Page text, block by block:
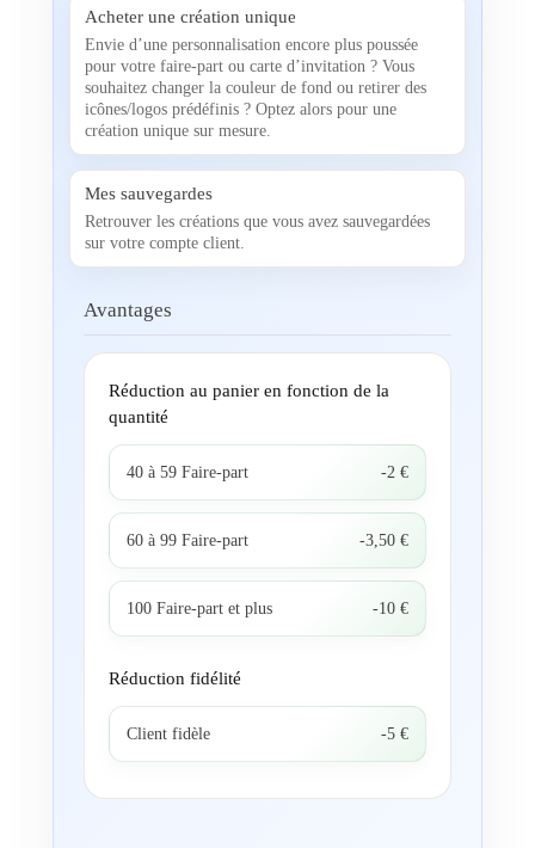
Acheter une création unique
Envie d’une personnalisation encore plus poussée
pour votre faire-part ou carte d’invitation ? Vous
souhaitez changer la couleur de fond ou retirer des
icônes/logos prédéfinis ? Optez alors pour une
création unique sur mesure.
Mes sauvegardes
Retrouver les créations que vous avez sauvegardées
sur votre compte client.
Avantages
Réduction au panier en fonction de la
quantité
40 à 59 Faire-part -2 €
60 à 99 Faire-part -3,50 €
100 Faire-part et plus -10 €
Réduction fidélité
Client fidèle -5 €